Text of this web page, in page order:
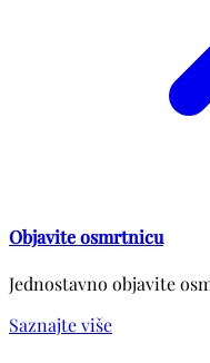
Objavite osmrtnicu
Jednostavno objavite
Saznajte više